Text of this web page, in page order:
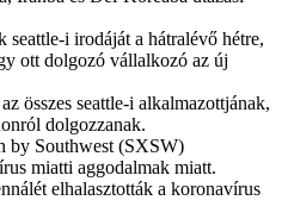
seattle-i irodáját a hátralévő hétre,
ott dolgozó vállalkozó az új
összes seattle-i alkalmazottjának,
dolgozzanak.
by Southwest (SXSW)
miatti aggodalmak miatt.
elhalasztották a koronavírus